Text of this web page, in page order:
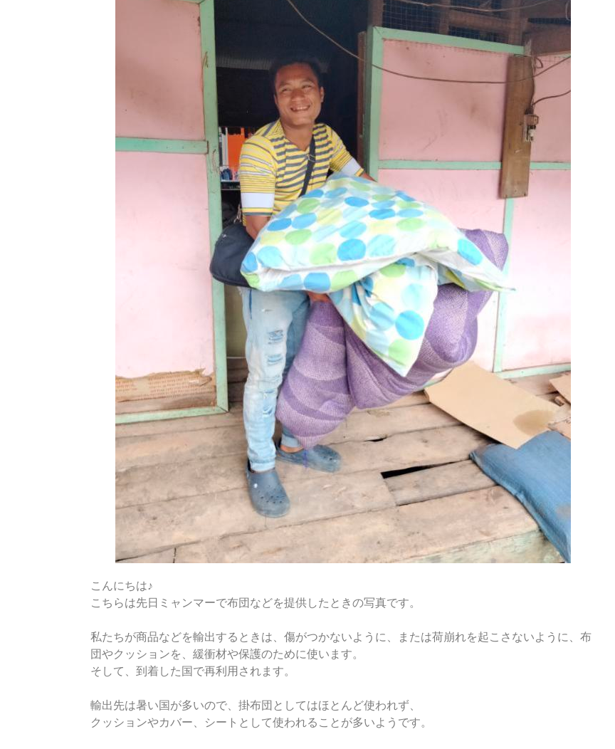
こんにちは♪
こちらは先日ミャンマーで布団などを提供したときの写真です。
私たちが商品などを輸出するときは、傷がつかないように、または荷崩れを起こさないように、布
団やクッションを、緩衝材や保護のために使います。
そして、到着した国で再利用されます。
輸出先は暑い国が多いので、掛布団としてはほとんど使われず、
クッションやカバー、シートとして使われることが多いようです。